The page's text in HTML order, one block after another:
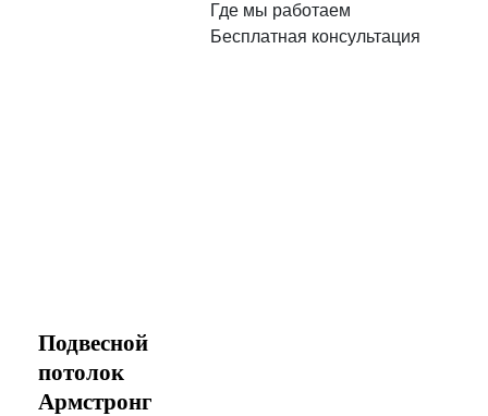
Подвесной
потолок
Армстронг
Где мы работаем
Бесплатная консультация